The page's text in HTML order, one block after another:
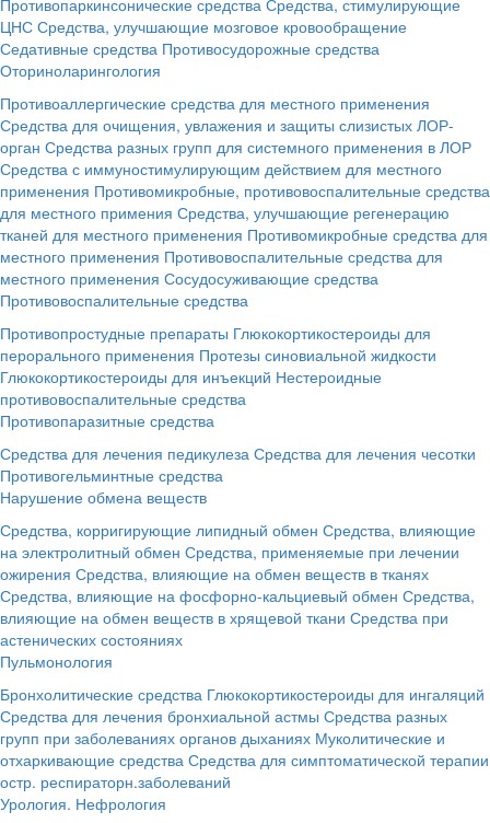
ЦНС Средства, улучшающие мозговое кровообращение
Седативные средства Противосудорожные средства
Оториноларингология
Противоаллергические средства для местного применения
Средства для очищения, увлажения и защиты слизистых ЛОР-
орган Средства разных групп для системного применения в ЛОР
Средства с иммуностимулирующим действием для местного
применения Противомикробные, противовоспалительные средства
для местного примения Средства, улучшающие регенерацию
тканей для местного применения Противомикробные средства для
местного применения Противовоспалительные средства для
местного применения Сосудосуживающие средства
Противовоспалительные средства
Противопростудные препараты Глюкокортикостероиды для
перорального применения Протезы синовиальной жидкости
Глюкокортикостероиды для инъекций Нестероидные
противовоспалительные средства
Противопаразитные средства
Средства для лечения педикулеза Средства для лечения чесотки
Противогельминтные средства
Нарушение обмена веществ
Средства, корригирующие липидный обмен Средства, влияющие
на электролитный обмен Средства, применяемые при лечении
ожирения Средства, влияющие на обмен веществ в тканях
Средства, влияющие на фосфорно-кальциевый обмен Средства,
влияющие на обмен веществ в хрящевой ткани Средства при
астенических состояниях
Пульмонология
Бронхолитические средства Глюкокортикостероиды для ингаляций
Средства для лечения бронхиальной астмы Средства разных
групп при заболеваниях органов дыханиях Муколитические и
отхаркивающие средства Средства для симптоматической терапии
остр. респираторн.заболеваний
Урология. Нефрология